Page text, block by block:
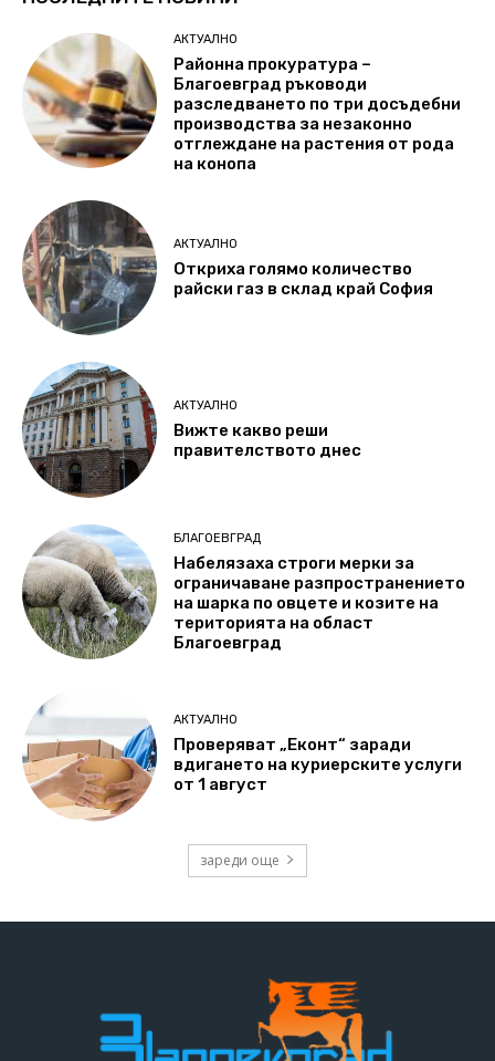
АКТУАЛНО
Районна прокуратура –
Благоевград ръководи
разследването по три досъдебни
производства за незаконно
отглеждане на растения от рода
на конопа
АКТУАЛНО
Откриха голямо количество
райски газ в склад край София
АКТУАЛНО
Вижте какво реши
правителството днес
БЛАГОЕВГРАД
Набелязаха строги мерки за
ограничаване разпространението
на шарка по овцете и козите на
територията на област
Благоевград
АКТУАЛНО
Проверяват „Еконт“ заради
вдигането на куриерските услуги
от 1 август
зареди още